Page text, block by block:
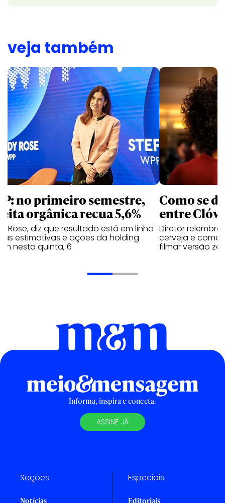
veja também
no primeiro semestre,
orgânica recua 5,6%
Rose, diz que resultado está em linha
as estimativas e ações da holding
nesta quinta, 6
Como se
entre
Diretor
cerveja e
filmar versão
Informa, inspira e conecta.
ASSINE JÁ
Seções
Notícias
Especiais
Editoriais